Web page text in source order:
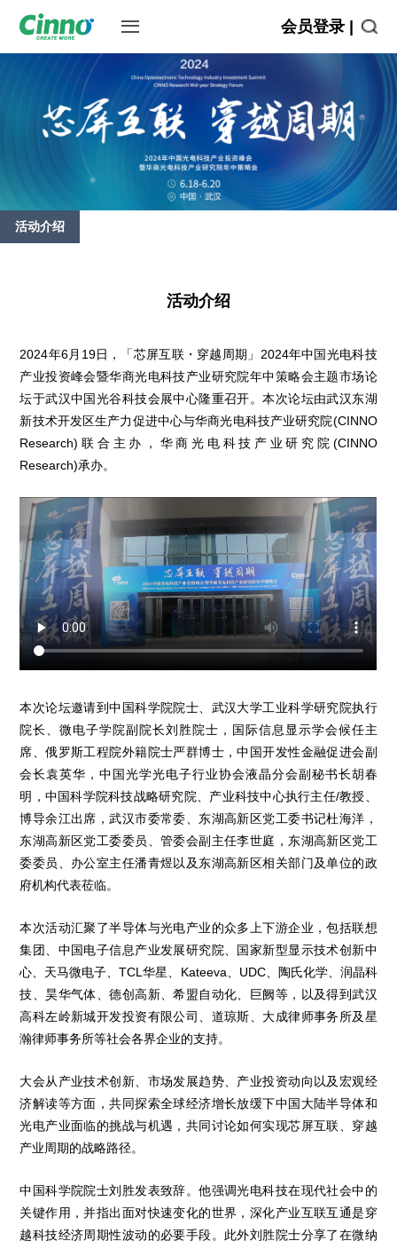
会员登录 |
活动介绍
活动介绍
2024年6月19日，「芯屏互联・穿越周期」2024年中国光电科技
产业投资峰会暨华商光电科技产业研究院年中策略会主题市场论
坛于武汉中国光谷科技会展中心隆重召开。本次论坛由武汉东湖
新技术开发区生产力促进中心与华商光电科技产业研究院(CINNO
Research)联合主办，华商光电科技产业研究院(CINNO
Research)承办。
本次论坛邀请到中国科学院院士、武汉大学工业科学研究院执行
院长、微电子学院副院长刘胜院士，国际信息显示学会候任主
席、俄罗斯工程院外籍院士严群博士，中国开发性金融促进会副
会长袁英华，中国光学光电子行业协会液晶分会副秘书长胡春
明，中国科学院科技战略研究院、产业科技中心执行主任/教授、
博导余江出席，武汉市委常委、东湖高新区党工委书记杜海洋，
东湖高新区党工委委员、管委会副主任李世庭，东湖高新区党工
委委员、办公室主任潘青煜以及东湖高新区相关部门及单位的政
府机构代表莅临。
本次活动汇聚了半导体与光电产业的众多上下游企业，包括联想
集团、中国电子信息产业发展研究院、国家新型显示技术创新中
心、天马微电子、TCL华星、Kateeva、UDC、陶氏化学、润晶科
技、昊华气体、德创高新、希盟自动化、巨阙等，以及得到武汉
高科左岭新城开发投资有限公司、道琼斯、大成律师事务所及星
瀚律师事务所等社会各界企业的支持。
大会从产业技术创新、市场发展趋势、产业投资动向以及宏观经
济解读等方面，共同探索全球经济增长放缓下中国大陆半导体和
光电产业面临的挑战与机遇，共同讨论如何实现芯屏互联、穿越
产业周期的战略路径。
中国科学院院士刘胜发表致辞。他强调光电科技在现代社会中的
关键作用，并指出面对快速变化的世界，深化产业互联互通是穿
越科技经济周期性波动的必要手段。此外刘胜院士分享了在微纳